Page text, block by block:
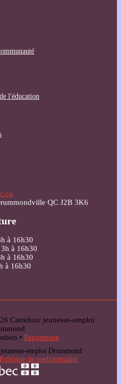
l'éducation
QC J2B 3K6
à 16h30
à 16h30
à 16h30
à 16h30
Carrefour jeunesse-emploi
• Paparmane
emploi Drummond
Politique de confidentialité